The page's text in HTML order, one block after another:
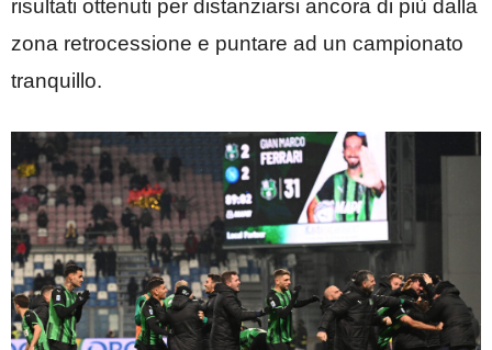
risultati ottenuti per distanziarsi ancora di più dalla
zona retrocessione e puntare ad un campionato
tranquillo.